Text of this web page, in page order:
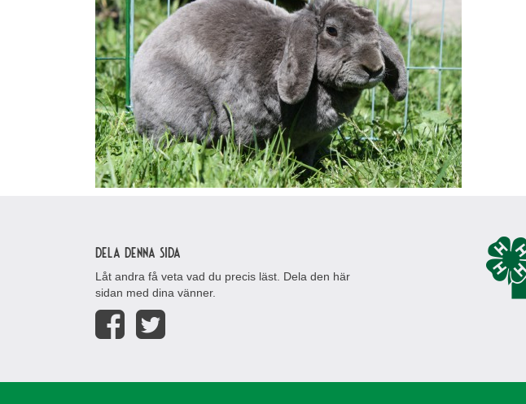
Dela denna sida
Låt andra få veta vad du precis läst. Dela den här
sidan med dina vänner.